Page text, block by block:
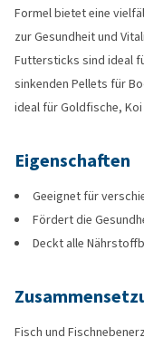
Formel bietet eine
zur Gesundheit und
Futtersticks sind ideal
sinkenden Pellets für
ideal für Goldfische,
Eigenschaften
Geeignet für
Fördert die
Deckt alle
Fisch und